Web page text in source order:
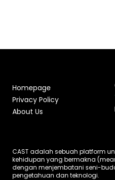
Homepage
Privacy Policy
About Us
CAST adalah sebuah platform
kehidupan yang bermakna
dengan menjembatani seni-
pengetahuan dan teknologi.